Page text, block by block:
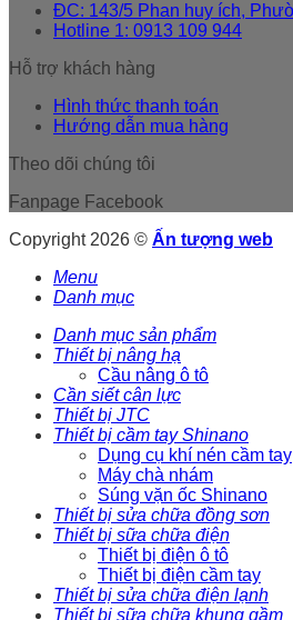
ĐC: 143/5 Phan huy ích,
Hotline 1: 0913 109 944
Hỗ trợ khách hàng
Hình thức thanh toán
Hướng dẫn mua hàng
Theo dõi chúng tôi
Fanpage Facebook
Copyright 2026 © Ấn tượng web
Menu
Danh mục
Danh mục sản phẩm
Thiết bị nâng hạ
Cầu nâng ô tô
Cần siết cân lực
Thiết bị JTC
Thiết bị cầm tay Shinano
Dụng cụ khí nén cầm tay
Máy chà nhám
Súng vặn ốc Shinano
Thiết bị sửa chữa đồng sơn
Thiết bị sữa chữa điện
Thiết bị điện ô tô
Thiết bị điện cầm tay
Thiết bị sửa chữa điện lạnh
Thiết bị sữa chữa khung gầm